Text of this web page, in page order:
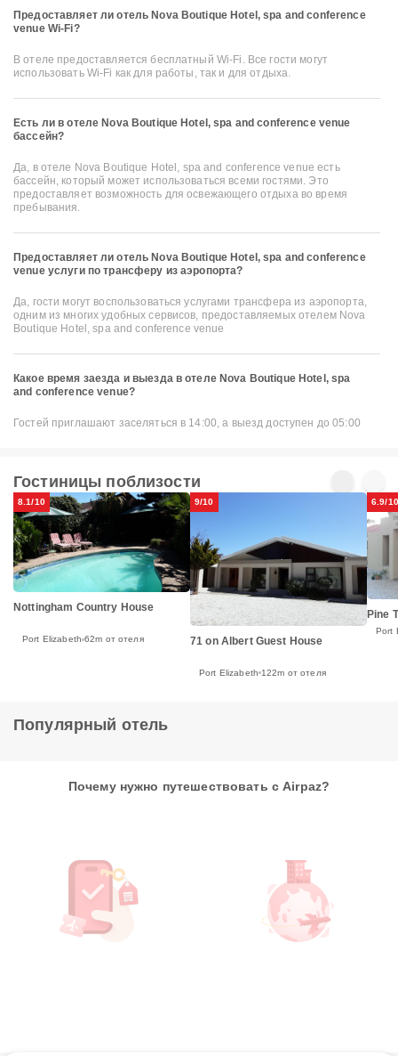
Предоставляет ли отель Nova Boutique Hotel, spa and conference
venue Wi-Fi?
В отеле предоставляется бесплатный Wi-Fi. Все гости могут
использовать Wi-Fi как для работы, так и для отдыха.
Есть ли в отеле Nova Boutique Hotel, spa and conference venue
бассейн?
Да, в отеле Nova Boutique Hotel, spa and conference venue есть
бассейн, который может использоваться всеми гостями. Это
предоставляет возможность для освежающего отдыха во время
пребывания.
Предоставляет ли отель Nova Boutique Hotel, spa and conference
venue услуги по трансферу из аэропорта?
Да, гости могут воспользоваться услугами трансфера из аэропорта,
одним из многих удобных сервисов, предоставляемых отелем Nova
Boutique Hotel, spa and conference venue
Какое время заезда и выезда в отеле Nova Boutique Hotel, spa
and conference venue?
Гостей приглашают заселяться в 14:00, а выезд доступен до 05:00
Гостиницы поблизости
8.1/10
Nottingham Country House
Port Elizabeth 62m от отеля
9/10
71 on Albert Guest House
Port Elizabeth 122m от отеля
6.9/10
Pine
Port
Популярный отель
Почему нужно путешествовать с Airpaz?